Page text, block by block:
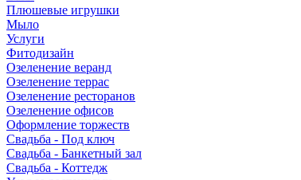
Плюшевые игрушки
Мыло
Услуги
Фитодизайн
Озеленение веранд
Озеленение террас
Озеленение ресторанов
Озеленение офисов
Оформление торжеств
Свадьба - Под ключ
Свадьба - Банкетный зал
Свадьба - Коттедж